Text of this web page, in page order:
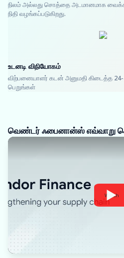
நிலம் அல்லது சொத்தை அடமானமாக
நிதி வழங்கப்படுகிறது.
உடனடி விநியோகம்
விற்பனையாளர் கடன் அனுமதி கிடைத்த 24-
பெறுங்கள்
வெண்டர் ஃபைனான்ஸ் எவ்வாறு
Watch